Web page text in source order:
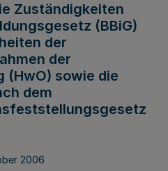
Zuständigkeiten
(BBiG)
der
der
(HwO) sowie die
dem
2006